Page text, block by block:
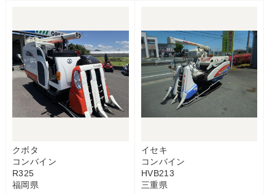
クボタ
コンバイン
R325
福岡県
イセキ
コンバイン
HVB213
三重県